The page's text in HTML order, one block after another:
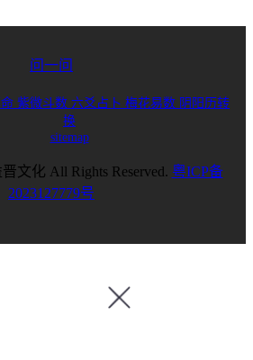
问一问
紫微斗数 六爻占卜 梅花易数 阴阳历转
换
sitemap
文化 All Rights Reserved. 粤ICP备
2023127779号